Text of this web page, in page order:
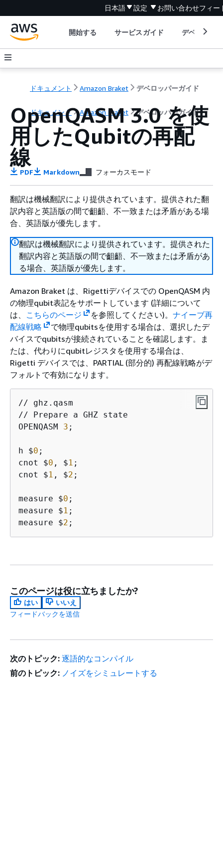
日本語 設定 お問い合わせフィー
開始する サービスガイド デベロッパ
ドキュメント Amazon Braket デベロッパーガイド
ドキュメント Amazon Braket デベロッパーガイド
OpenQASM 3.0 を使
用したQubitの再配
線
PDF Markdown フォーカスモード
翻訳は機械翻訳により提供されています。提供された翻
訳内容と英語版の間で齟齬、不一致または矛盾がある場
合、英語版が優先します。
翻訳は機械翻訳により提供されています。提供された
翻訳内容と英語版の間で齟齬、不一致または矛盾があ
る場合、英語版が優先します。
Amazon Braket は、Rigettiデバイスでの OpenQASM 内
の物理qubit表記をサポートしています (詳細について
は、 こちらのページ を参照してください)。 ナイーブ再
配線戦略
で物理qubitsを使用する場合は、選択したデ
バイスでqubitsが接続されていることを確認します。ま
たは、代わりにqubitレジスタを使用する場合は、
Rigetti デバイスでは、PARTIAL (部分的) 再配線戦略がデ
フォルトで有効になります。
// ghz.qasm
// Prepare a GHZ state
OPENQASM 3 ;
h $0 ;
cnot $0 , $1 ;
cnot $1 , $2 ;
measure $0 ;
measure $1 ;
measure $2 ;
このページは役に立ちましたか?
はい
いいえ
フィードバックを送信
次のトピック: 逐語的なコンパイル
前のトピック: ノイズをシミュレートする